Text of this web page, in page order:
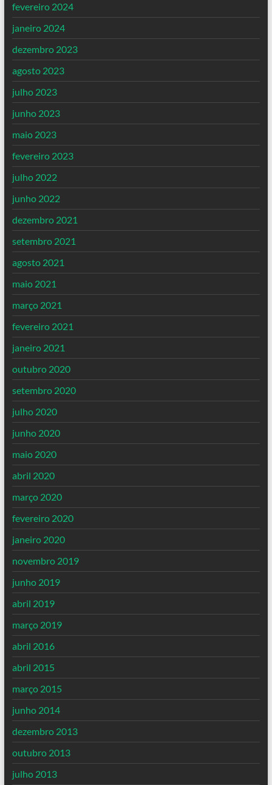
fevereiro 2024
janeiro 2024
dezembro 2023
agosto 2023
julho 2023
junho 2023
maio 2023
fevereiro 2023
julho 2022
junho 2022
dezembro 2021
setembro 2021
agosto 2021
maio 2021
março 2021
fevereiro 2021
janeiro 2021
outubro 2020
setembro 2020
julho 2020
junho 2020
maio 2020
abril 2020
março 2020
fevereiro 2020
janeiro 2020
novembro 2019
junho 2019
abril 2019
março 2019
abril 2016
abril 2015
março 2015
junho 2014
dezembro 2013
outubro 2013
julho 2013